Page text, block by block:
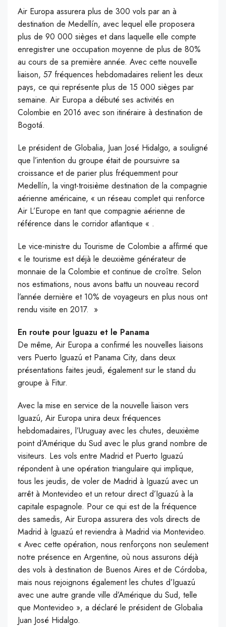
Air Europa assurera plus de 300 vols par an à
destination de Medellín, avec lequel elle proposera
plus de 90 000 sièges et dans laquelle elle compte
enregistrer une occupation moyenne de plus de 80%
au cours de sa première année. Avec cette nouvelle
liaison, 57 fréquences hebdomadaires relient les deux
pays, ce qui représente plus de 15 000 sièges par
semaine. Air Europa a débuté ses activités en
Colombie en 2016 avec son itinéraire à destination de
Bogotá.
Le président de Globalia, Juan José Hidalgo, a souligné
que l’intention du groupe était de poursuivre sa
croissance et de parier plus fréquemment pour
Medellín, la vingt-troisième destination de la compagnie
aérienne américaine, « un réseau complet qui renforce
Air L’Europe en tant que compagnie aérienne de
référence dans le corridor atlantique « .
Le vice-ministre du Tourisme de Colombie a affirmé que
« le tourisme est déjà le deuxième générateur de
monnaie de la Colombie et continue de croître. Selon
nos estimations, nous avons battu un nouveau record
l’année dernière et 10% de voyageurs en plus nous ont
rendu visite en 2017. »
En route pour Iguazu et le Panama
De même, Air Europa a confirmé les nouvelles liaisons
vers Puerto Iguazú et Panama City, dans deux
présentations faites jeudi, également sur le stand du
groupe à Fitur.
Avec la mise en service de la nouvelle liaison vers
Iguazú, Air Europa unira deux fréquences
hebdomadaires, l’Uruguay avec les chutes, deuxième
point d’Amérique du Sud avec le plus grand nombre de
visiteurs. Les vols entre Madrid et Puerto Iguazú
répondent à une opération triangulaire qui implique,
tous les jeudis, de voler de Madrid à Iguazú avec un
arrêt à Montevideo et un retour direct d’Iguazú à la
capitale espagnole. Pour ce qui est de la fréquence
des samedis, Air Europa assurera des vols directs de
Madrid à Iguazú et reviendra à Madrid via Montevideo.
« Avec cette opération, nous renforçons non seulement
notre présence en Argentine, où nous assurons déjà
des vols à destination de Buenos Aires et de Córdoba,
mais nous rejoignons également les chutes d’Iguazú
avec une autre grande ville d’Amérique du Sud, telle
que Montevideo », a déclaré le président de Globalia
Juan José Hidalgo.